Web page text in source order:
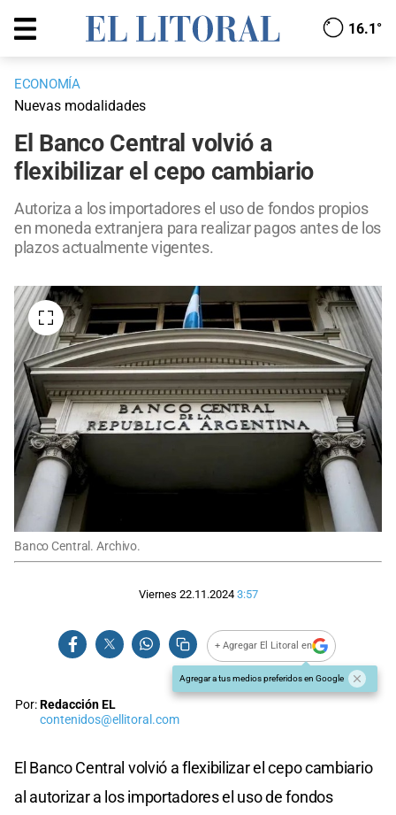
16.1°
ECONOMÍA
Nuevas modalidades
El Banco Central volvió a
flexibilizar el cepo cambiario
Autoriza a los importadores el uso de fondos propios
en moneda extranjera para realizar pagos antes de los
plazos actualmente vigentes.
Banco Central. Archivo.
Viernes 22.11.2024 3:57
+ Agregar El Litoral en
Agregar a tus medios preferidos en Google
Por:Redacción EL
contenidos@ellitoral.com
El Banco Central volvió a flexibilizar el cepo cambiario
al autorizar a los importadores el uso de fondos